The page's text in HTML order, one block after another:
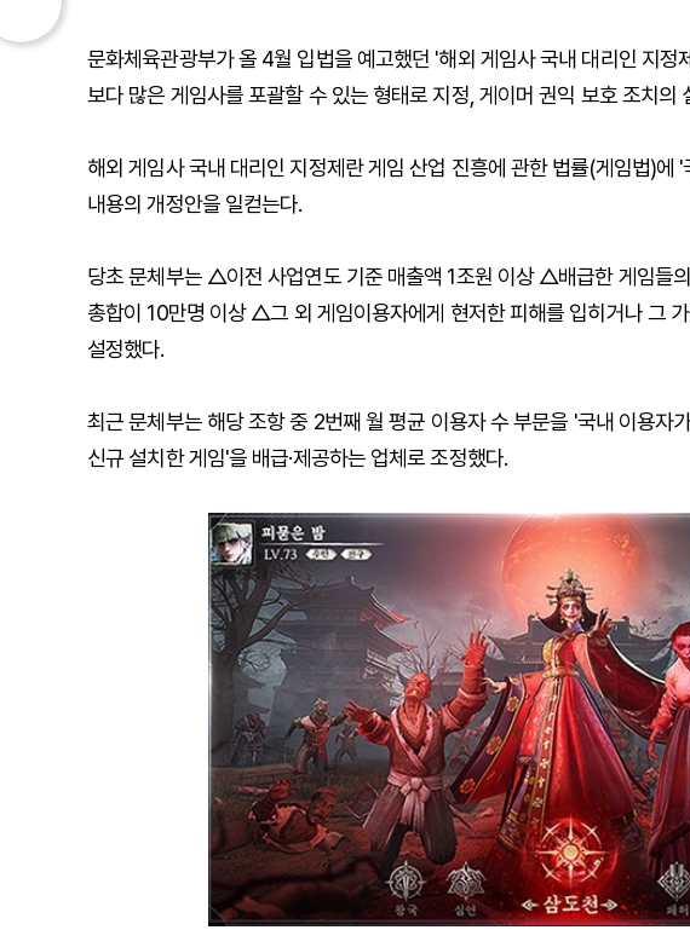
문화체육관광부가 올 4월 입법을 예고했던 '해외 게임사 국내 대리인 지정
보다 많은 게임사를 포괄할 수 있는 형태로 지정, 게이머 권익 보호 조치의
해외 게임사 국내 대리인 지정제란 게임 산업 진흥에 관한 법률(게임법)에
내용의 개정안을 일컫는다.
당초 문체부는 △이전 사업연도 기준 매출액 1조원 이상 △배급한 게임들
총합이 10만명 이상 △그 외 게임이용자에게 현저한 피해를 입히거나 그
설정했다.
최근 문체부는 해당 조항 중 2번째 월 평균 이용자 수 부문을 '국내 이용자
신규 설치한 게임'을 배급·제공하는 업체로 조정했다.